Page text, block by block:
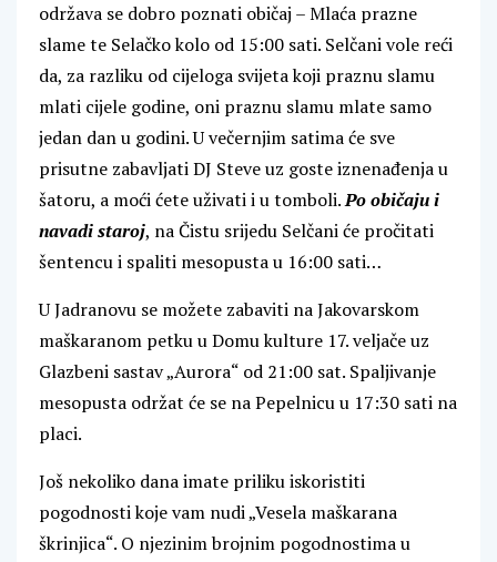
održava se dobro poznati običaj – Mlaća prazne
slame te Selačko kolo od 15:00 sati. Selčani vole reći
da, za razliku od cijeloga svijeta koji praznu slamu
mlati cijele godine, oni praznu slamu mlate samo
jedan dan u godini. U večernjim satima će sve
prisutne zabavljati DJ Steve uz goste iznenađenja u
šatoru, a moći ćete uživati i u tomboli.Po običaju i
navadi staroj, na Čistu srijedu Selčani će pročitati
šentencu i spaliti mesopusta u 16:00 sati…
U Jadranovu se možete zabaviti na Jakovarskom
maškaranom petku u Domu kulture 17. veljače uz
Glazbeni sastav „Aurora“ od 21:00 sat. Spaljivanje
mesopusta održat će se na Pepelnicu u 17:30 sati na
placi.
Još nekoliko dana imate priliku iskoristiti
pogodnosti koje vam nudi „Vesela maškarana
škrinjica“. O njezinim brojnim pogodnostima u